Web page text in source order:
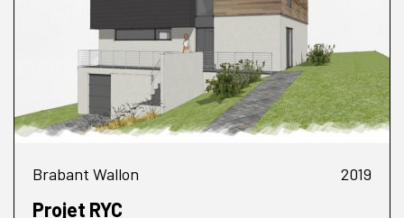
Brabant Wallon 2019
Projet RYC